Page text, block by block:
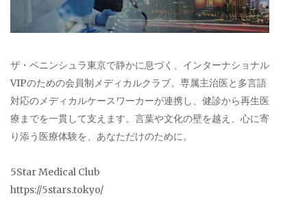
ザ・ペニンシュラ東京で静かに息づく、インターナショナル
VIPのための会員制メディカルクラブ。専属主治医と多言語
対応のメディカルケースワーカーが連携し、健診から再生医
療までを一貫して支えます。言葉や文化の壁を越え、心に寄
り添う医療体験を、あなただけのために。
5Star Medical Club
https://5stars.tokyo/